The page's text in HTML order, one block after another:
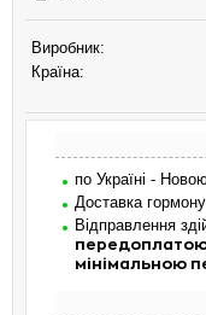
Виробник:
Країна:
по Україні -
Доставка
Відправлення
мінімальною